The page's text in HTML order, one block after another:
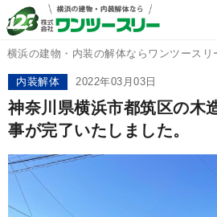
横浜の建物・内装の解体ならワンツースリ
内装解体 2022年03月03日
神奈川県横浜市都筑区の木
事が完了いたしました。